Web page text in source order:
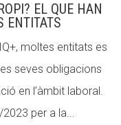
EL QUE HAN
ENTITATS
moltes entitats es
seves obligacions
en l’àmbit laboral.
2023 per a la...